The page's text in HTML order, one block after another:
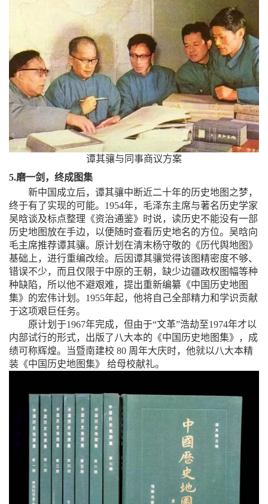
谭其骧与同事商议方案
5.磨一剑，终成图集
新中国成立后，谭其骧中断近二十年的历史地图之梦，
终于有了实现的可能。 1954年，毛泽东主席与著名历史学家
吴晗谈及标点整理《资治通鉴》时说，读历史不能没有一部
历史地图放在手边，以便随时查看历史地名的方位。吴晗向
毛主席推荐谭其骧。原计划在清末杨守敬的《历代舆地图》
基础上，进行重编改绘。后因谭其骧觉得该图精密度不够、
错误不少，而且仅限于中原的王朝，缺少边疆政权图幅等种
种缺陷，所以他不避艰难，提出重新编纂《中国历史地图
集》的宏伟计划。 1955年起，他将自己全部精力和学识贡献
于这项艰巨任务。
原计划于1967年完成，但由于“文革”浩劫至1974年才以
内部试行的形式，出版了八大本的《中国历史地图集》，成
绩可称辉煌。当暨南建校 80 周年大庆时，他就以八大本精
装《中国历史地图集》 给母校献礼。